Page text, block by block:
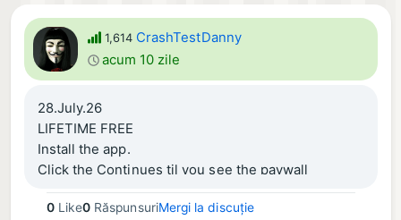
1,614 CrashTestDanny
acum 10 zile
28.July.26
LIFETIME FREE
Install the app.
Click the Continues til you see the paywall
Click Settings - Go Premium
Click lifetime 0,00
0Like0 RăspunsuriMergi la discuție